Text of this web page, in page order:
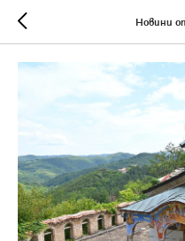
Новини